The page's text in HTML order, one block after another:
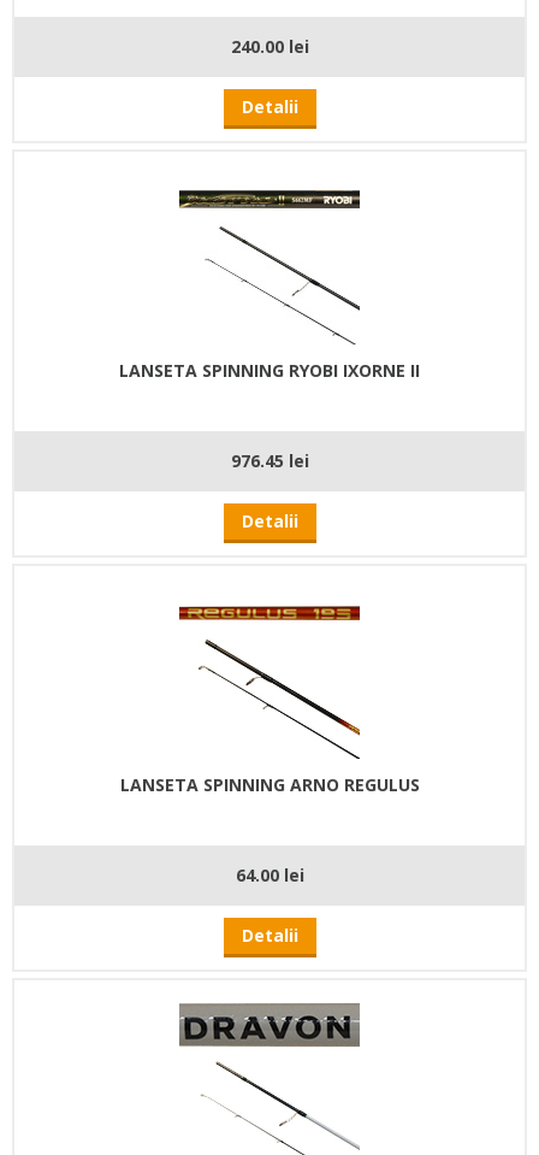
240.00 lei
Detalii
LANSETA SPINNING RYOBI IXORNE II
976.45 lei
Detalii
LANSETA SPINNING ARNO REGULUS
64.00 lei
Detalii